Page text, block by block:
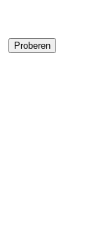
Proberen